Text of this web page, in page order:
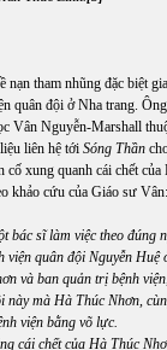
nạn tham nhũng đặc biệt
quân đội ở Nha trang.
Vân Nguyễn-Marshall
liên hệ tới Sóng Thần
cố xung quanh cái chết của
khảo cứu của Giáo sư Vân:
sĩ làm việc theo đúng
quân đội Nguyễn Huệ
và ban quản trị bệnh
mà Hà Thúc Nhơn,
viện bằng võ lực.
cái chết của Hà Thúc